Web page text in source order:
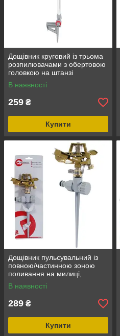
Дощівник круговий із трьома
розпилювачами з обертовою
головкою на штанзі
INTERTOOL GE-0066
В наявності
259 ₴
Купити
Дощівник пульсувальний із
повною/частинною зоною
поливання на милиці,
INTERTOOL GE-0052
В наявності
289 ₴
Купити